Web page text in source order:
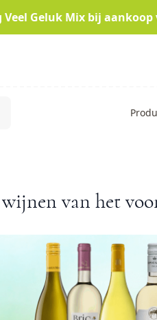
Veel Geluk Mix bij aankoop
van het